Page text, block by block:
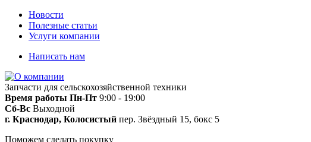
Новости
Полезные статьи
Услуги компании
Написать нам
Запчасти для сельскохозяйственной техники
Время работы Пн-Пт 9:00 - 19:00
Сб-Вс Выходной
г. Краснодар, Колосистый пер. Звёздный 15, бокс 5
Поможем сделать покупку